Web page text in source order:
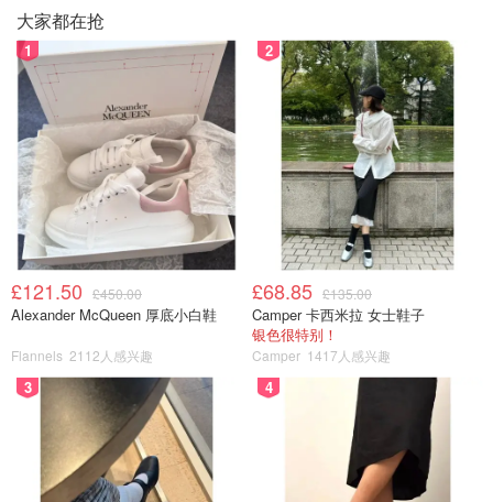
大家都在抢
1
£121.50 £450.00
Alexander McQueen 厚底小白鞋
Flannels 2112人感兴趣
2
£68.85 £135.00
Camper 卡西米拉 女士鞋子
银色很特别！
Camper 1417人感兴趣
3 4